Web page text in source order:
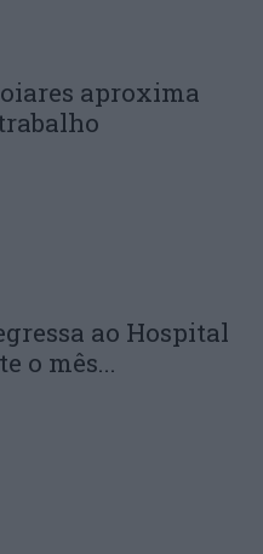
aproxima
ao Hospital
o mês...